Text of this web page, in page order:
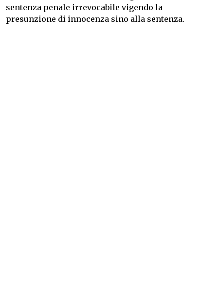
sentenza penale irrevocabile vigendo la
presunzione di innocenza sino alla sentenza.